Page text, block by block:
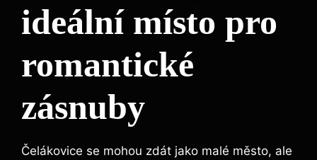
ideální místo pro
romantické
zásnuby
Čelákovice se mohou zdát jako malé město, ale